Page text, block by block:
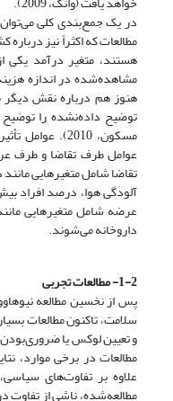
در یک جمع‌بندی کلی
مطالعات که اکثراً نیز
هستند، متغیر درآمد یکی
مشاهده‌شده در اندازه‌
هنوز هم درباره نقش دیگر
توضیح داده‌نشده را توضیح
مسکون، 2010).
عوامل طرف تقاضا و طرف
تقاضا شامل متغیرهایی
عرضه شامل متغیرهایی
داروخانه می‌شوند.
1-2- مطالعات تجربی
سلامت، تاکنون مطالعات
و تعیین لوکس یا
مطالعات در برخی موارد،
علاوه بر تفاوت‌های
‌مطالعه‌شده، ناشی از تفاوت